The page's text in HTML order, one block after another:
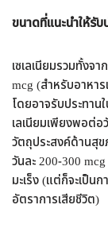
ขนาดที่แนะนำให้รับ
เซเลเนียมรวมทั้งจ
mcg (สำหรับอาหา
โดยอาจรับประทาน
เลเนียมเพียงพอต่
วัตถุประสงค์ด้านสุข
วันละ 200-300
มะเร็ง (แต่ก็จะเป็น
อัตราการเสียชีวิต)